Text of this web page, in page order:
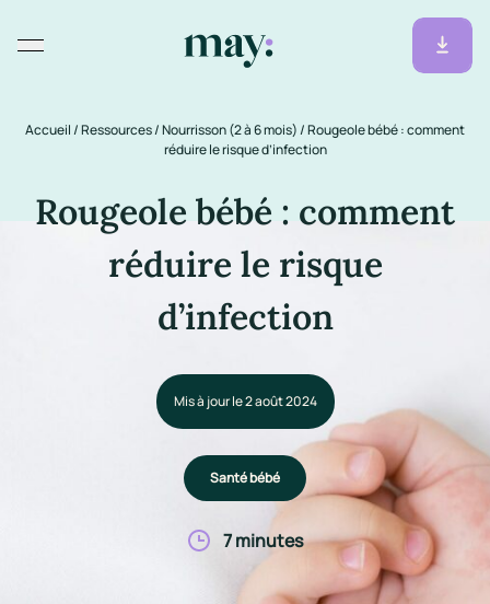
Accueil/Ressources/Nourrisson (2 à 6 mois)/Rougeole bébé : comment
réduire le risque d’infection
Rougeole bébé : comment
réduire le risque
d’infection
Mis à jour le 2 août 2024
Santé bébé
7 minutes